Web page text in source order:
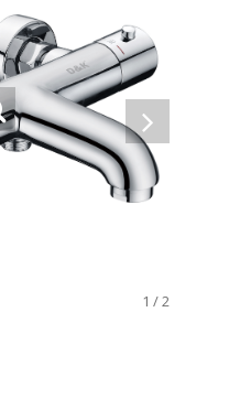
1 /2